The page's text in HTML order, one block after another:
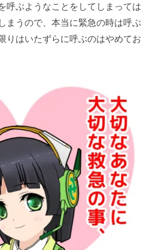
呼ぶようなことをしてしまっては
まうので、本当に緊急の時は呼ぶ
りはいたずらに呼ぶのはやめてお